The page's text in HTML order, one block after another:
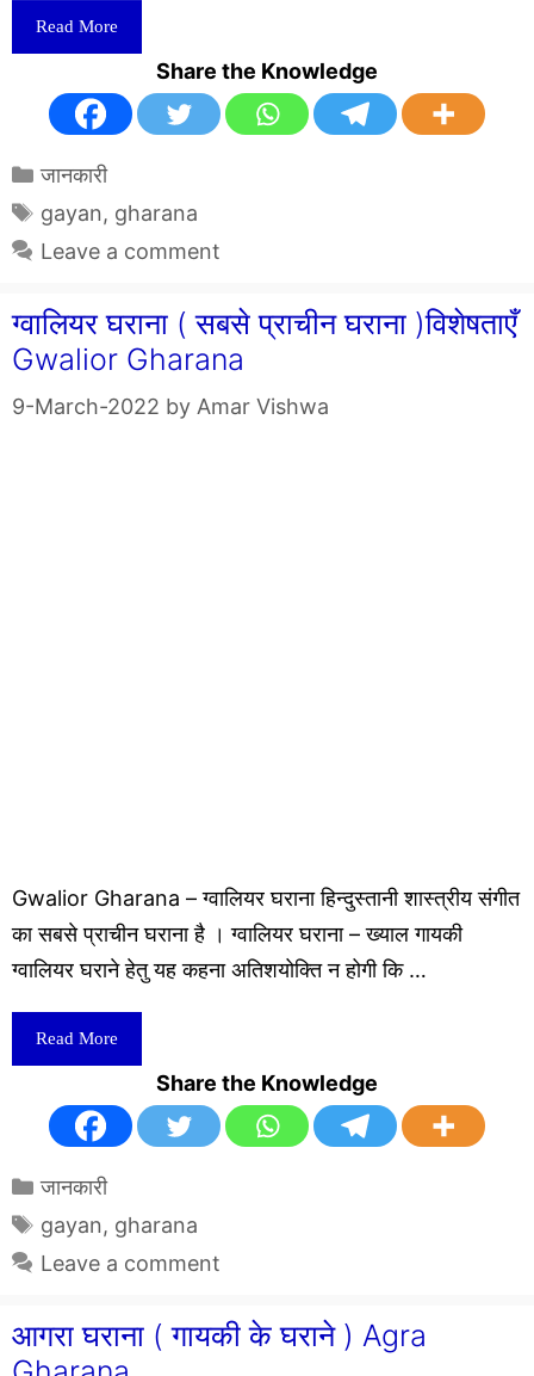
Read More
Share the Knowledge
Categories
जानकारी
Tags
gayan, gharana
Leave a comment
ग्वालियर घराना ( सबसे प्राचीन घराना )विशेषताएँ
Gwalior Gharana
9-March-2022 by Amar Vishwa
Gwalior Gharana – ग्वालियर घराना हिन्दुस्तानी शास्त्रीय संगीत
का सबसे प्राचीन घराना है । ग्वालियर घराना – ख्याल गायकी
ग्वालियर घराने हेतु यह कहना अतिशयोक्ति न होगी कि …
Read More
Share the Knowledge
Categories
जानकारी
Tags
gayan, gharana
Leave a comment
आगरा घराना ( गायकी के घराने ) Agra